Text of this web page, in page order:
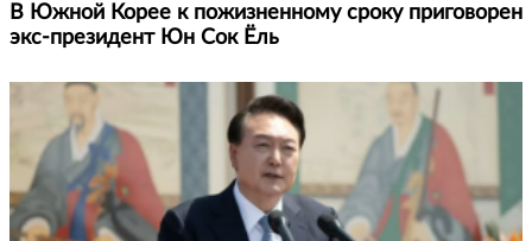
В Южной Корее к пожизненному сроку приговорен
экс-президент Юн Сок Ёль